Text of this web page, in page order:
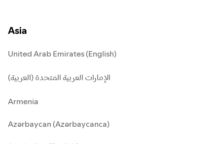
Asia
United Arab Emirates (English)
الإمارات العربية المتحدة (العربية)
Armenia
Azərbaycan (Azərbaycanca)